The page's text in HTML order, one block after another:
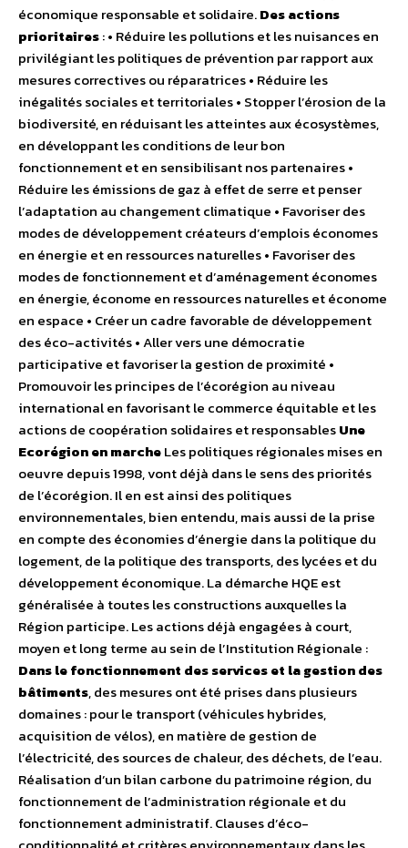
économique responsable et solidaire.Des actions
prioritaires: • Réduire les pollutions et les nuisances en
privilégiant les politiques de prévention par rapport aux
mesures correctives ou réparatrices • Réduire les
inégalités sociales et territoriales • Stopper l’érosion de la
biodiversité, en réduisant les atteintes aux écosystèmes,
en développant les conditions de leur bon
fonctionnement et en sensibilisant nos partenaires •
Réduire les émissions de gaz à effet de serre et penser
l’adaptation au changement climatique • Favoriser des
modes de développement créateurs d’emplois économes
en énergie et en ressources naturelles • Favoriser des
modes de fonctionnement et d’aménagement économes
en énergie, économe en ressources naturelles et économe
en espace • Créer un cadre favorable de développement
des éco-activités • Aller vers une démocratie
participative et favoriser la gestion de proximité •
Promouvoir les principes de l’écorégion au niveau
international en favorisant le commerce équitable et les
actions de coopération solidaires et responsablesUne
Ecorégion en marcheLes politiques régionales mises en
oeuvre depuis 1998, vont déjà dans le sens des priorités
de l’écorégion. Il en est ainsi des politiques
environnementales, bien entendu, mais aussi de la prise
en compte des économies d’énergie dans la politique du
logement, de la politique des transports, des lycées et du
développement économique. La démarche HQE est
généralisée à toutes les constructions auxquelles la
Région participe. Les actions déjà engagées à court,
moyen et long terme au sein de l’Institution Régionale :
Dans le fonctionnement des services et la gestion des
bâtiments, des mesures ont été prises dans plusieurs
domaines : pour le transport (véhicules hybrides,
acquisition de vélos), en matière de gestion de
l’électricité, des sources de chaleur, des déchets, de l’eau.
Réalisation d’un bilan carbone du patrimoine région, du
fonctionnement de l’administration régionale et du
fonctionnement administratif. Clauses d’éco-